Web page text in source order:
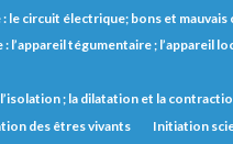
le circuit électrique; bons et
l’appareil tégumentaire ; l’appareil
; la dilatation et la
des êtres vivants
Initiation